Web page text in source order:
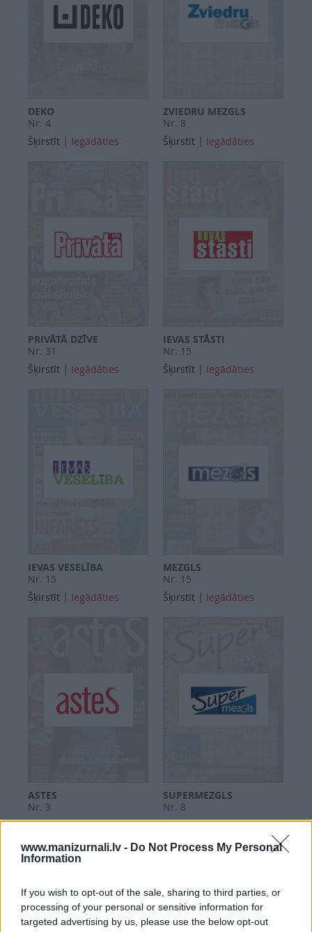
www.manizurnali.lv - Do Not Process My Personal
Information
If you wish to opt-out of the sale, sharing to third parties, or
processing of your personal or sensitive information for
targeted advertising by us, please use the below opt-out
DEKO
Nr. 4
Šķirstīt | Iegādāties
ZVIEDRU MEZGLS
Nr. 8
Šķirstīt | Iegādāties
PRIVĀTĀ DZĪVE
Nr. 31
Šķirstīt | Iegādāties
IEVAS STĀSTI
Nr. 15
Šķirstīt | Iegādāties
IEVAS VESELĪBA
Nr. 15
Šķirstīt | Iegādāties
MEZGLS
Nr. 15
Šķirstīt | Iegādāties
ASTES
Nr. 3
Šķirstīt | Iegādāties
SUPERMEZGLS
Nr. 8
Šķirstīt | Iegādāties